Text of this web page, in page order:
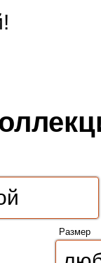
Размер